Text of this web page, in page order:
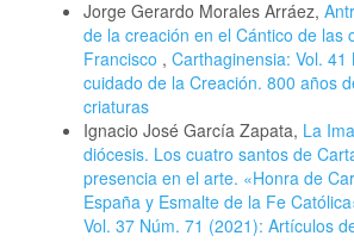
Jorge Gerardo Morales Arráez,
de la creación en el Cántico de las
Francisco , Carthaginensia: Vol.
cuidado de la Creación. 800 años
criaturas
Ignacio José García Zapata, La
diócesis. Los cuatro santos de
presencia en el arte. «Honra de
España y Esmalte de la Fe
Vol. 37 Núm. 71 (2021): Artículos